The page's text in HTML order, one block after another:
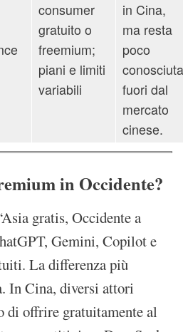
consumer
gratuito o
freemium;
piani e limiti
variabili
in Cina,
ma resta
poco
conosciuta
fuori dal
mercato
cinese.
in Occidente?
gratis, Occidente a
Gemini, Copilot e
La differenza più
In Cina, diversi attori
di offrire gratuitamente al